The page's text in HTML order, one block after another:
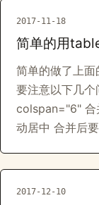
2017-11-18
简单的用
简单的做了上
要注意以下几个
colspan="6" 合
动居中 合并后
2017-12-10